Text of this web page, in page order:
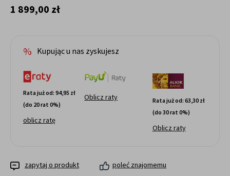
1 899,00 zł
Kupując u nas zyskujesz
Rata już od: 94,95 zł
(do 20 rat 0%)
oblicz ratę
Oblicz raty Rata już od: 63,30 zł
(do 30 rat 0%)
Oblicz raty
zapytaj o produkt poleć znajomemu